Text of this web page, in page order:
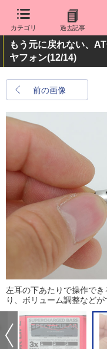
カテゴリ 過去記事
もう元に戻れない、
ヤフォン(12/14)
前の画像
左耳の下あたりで操作で
り、ボリューム調整などが